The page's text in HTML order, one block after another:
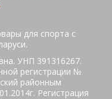
для спорта с
УНП 391316267.
регистрации №
районным
Регистрация